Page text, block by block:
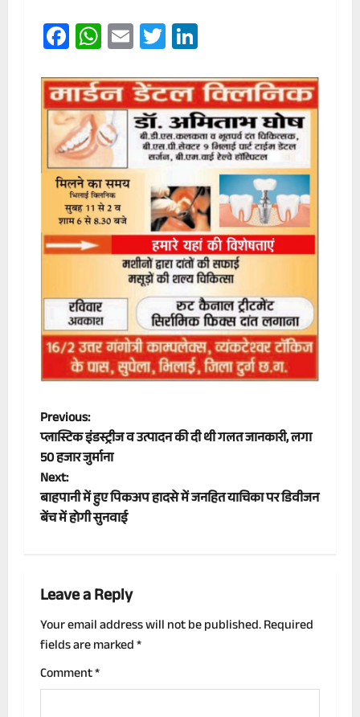
Facebook
WhatsApp
EmailTwitter
P
o
s
t
a
v
i
g
Previous:
प्लास्टिक इंडस्ट्रीज व उत्पादन की दी थी गलत जानकारी, लगा
50 हजार जुर्माना
Next:
बाहपानी में हुए पिकअप हादसे में जनहित याचिका पर डिवीजन
बेंच में होगी सुनवाई
Leave a Reply
Your email address will not be published.Required
fields are marked*
Comment*